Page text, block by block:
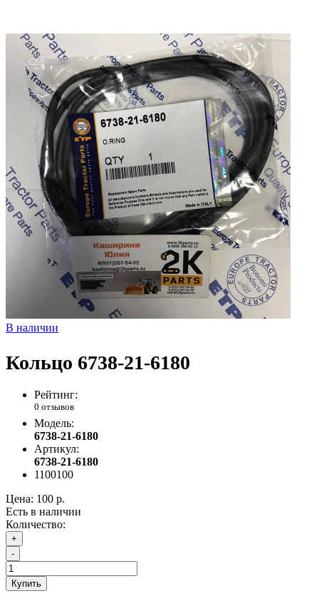
В наличии
Кольцо 6738-21-6180
Рейтинг:
0 отзывов
Модель:
6738-21-6180
Артикул:
6738-21-6180
1100100
Цена: 100 р.
Есть в наличии
Количество:
+
-
Купить